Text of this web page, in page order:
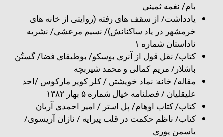
بام/ نغمه ثمینی
یادداشت/ از سقف های رفته (روایتی از خانه های
خرمشهر در یاد ساکنانش)/ نسیم مرعشی/ نشریه
ناداستان شماره ۱
کتاب/ نقل قول از آنری بوسکو/ بوطیقای فضا/ گستُن
باشلار/ مریم کمالی و محمد شیربچه
مقاله/ خانه: نماد خویشتن / کلر کوپر مارکوس /احد
علیقلیان / فصلنامه خیال شماره ۵ بهار ۱۳۸۲
کتاب/ کتاب اوهام/ پل استر / امیر احمدی آریان
کتاب/ ناظم حکمت در قلب پیرایه / نازان آریسوی/
یاسمن پوری